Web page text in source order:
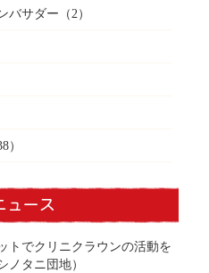
バサダー （2）
）
ュース
トでクリニクラウンの活動を
ノタニ団地）